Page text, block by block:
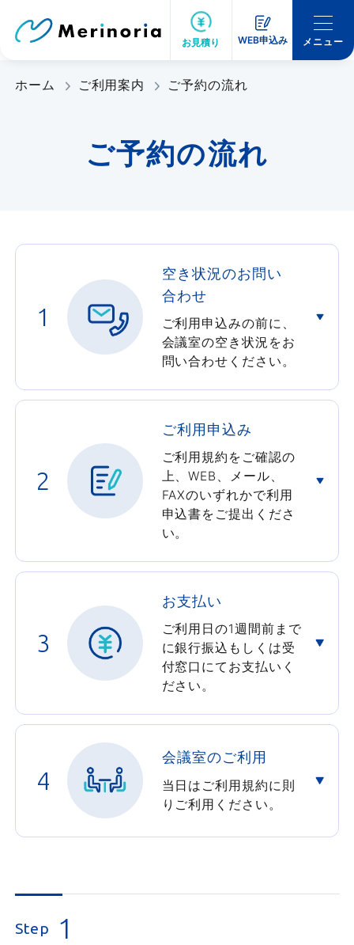
お見積り WEB申込み メニュー
ホーム ご利用案内 ご予約の流れ
ご予約の流れ
1
空き状況のお問い
合わせ
ご利用申込みの前に、
会議室の空き状況をお
問い合わせください。
2
ご利用申込み
ご利用規約をご確認の
上、WEB、メール、
FAXのいずれかで利用
申込書をご提出くださ
い。
3
お支払い
ご利用日の1週間前まで
に銀行振込もしくは受
付窓口にてお支払いく
ださい。
4
会議室のご利用
当日はご利用規約に則
りご利用ください。
Step 1